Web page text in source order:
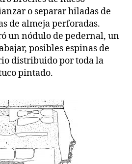
o separar hiladas de
de almeja perforadas.
un nódulo de pedernal, un
posibles espinas de
distribuido por toda la
pintado.